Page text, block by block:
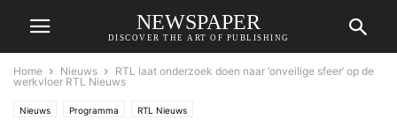
NEWSPAPER
DISCOVER THE ART OF PUBLISHING
Home Nieuws
RTL laat onderzoek doen naar ‘onveilige sfeer’ op de
werkvloer RTL Nieuws
Nieuws Programma RTL Nieuws